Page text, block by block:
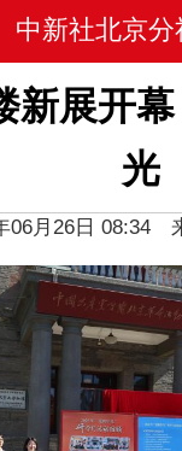
中新社北京分
新展开
光
06月26日 08:34